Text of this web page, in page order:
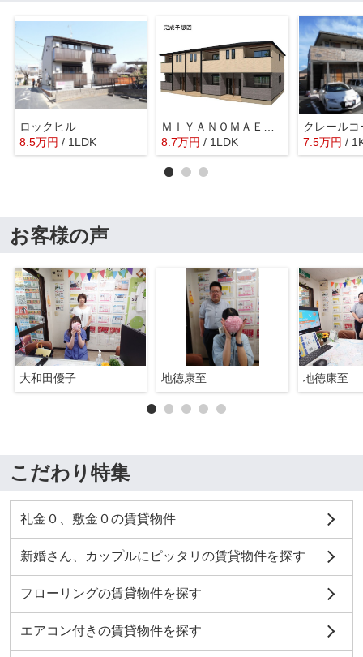
ロックヒル
8.5万円 / 1LDK
8.7万円 / 1LDK
クレールコ
7.5万円 /
お客様の声
大和田優子 地徳康至 地徳康至
こだわり特集
礼金０、敷金０の賃貸物件
新婚さん、カップルにピッタリの賃貸物件を探す
フローリングの賃貸物件を探す
エアコン付きの賃貸物件を探す